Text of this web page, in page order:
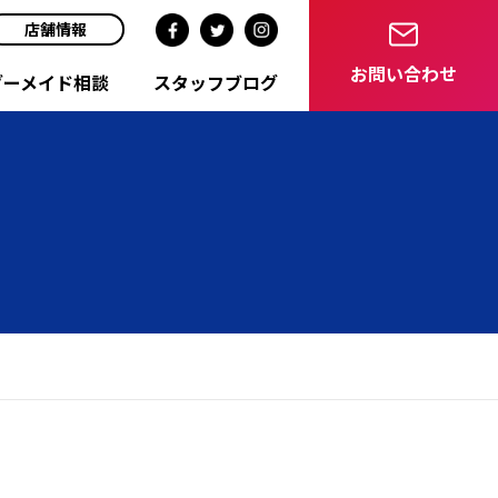
店舗情報
メイド相談 スタッフブログ お問い合わせ